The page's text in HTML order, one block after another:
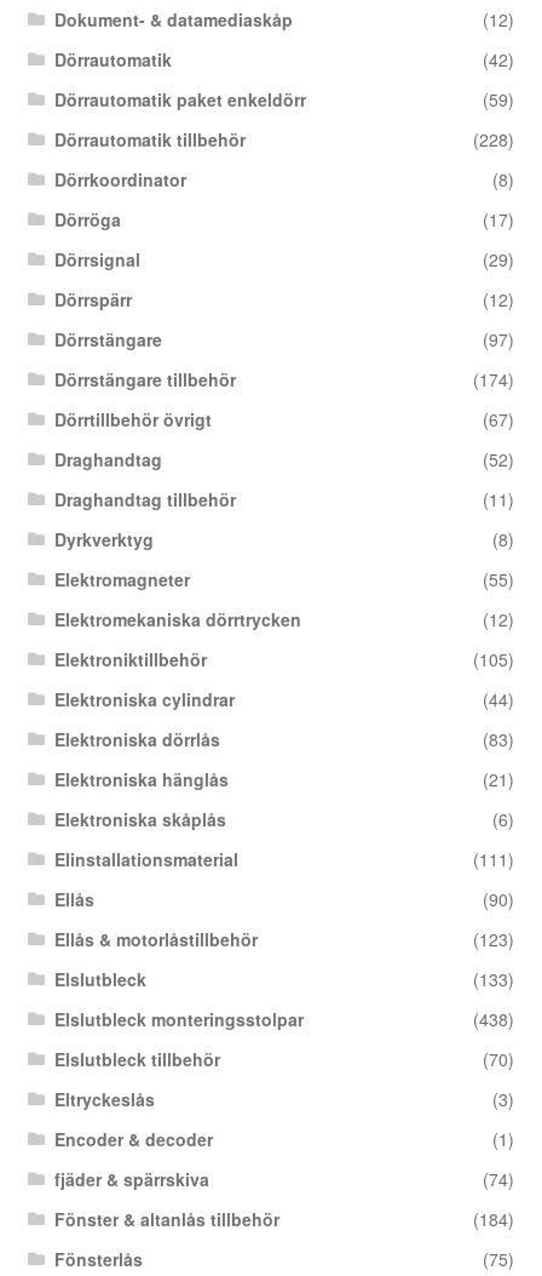
Dokument- & datamediaskåp
(12)
Dörrautomatik
(42)
Dörrautomatik paket enkeldörr
(59)
Dörrautomatik tillbehör
(228)
Dörrkoordinator
(8)
Dörröga
(17)
Dörrsignal
(29)
Dörrspärr
(12)
Dörrstängare
(97)
Dörrstängare tillbehör
(174)
Dörrtillbehör övrigt
(67)
Draghandtag
(52)
Draghandtag tillbehör
(11)
Dyrkverktyg
(8)
Elektromagneter
(55)
Elektromekaniska dörrtrycken
(12)
Elektroniktillbehör
(105)
Elektroniska cylindrar
(44)
Elektroniska dörrlås
(83)
Elektroniska hänglås
(21)
Elektroniska skåplås
(6)
Elinstallationsmaterial
(111)
Ellås
(90)
Ellås & motorlåstillbehör
(123)
Elslutbleck
(133)
Elslutbleck monteringsstolpar
(438)
Elslutbleck tillbehör
(70)
Eltryckeslås
(3)
Encoder & decoder
(1)
fjäder & spärrskiva
(74)
Fönster & altanlås tillbehör
(184)
Fönsterlås
(75)